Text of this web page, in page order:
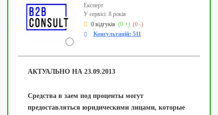
Експерт
У сервісі: 8 років
0 відгуків (0 +) (0 -)
Консультацій: 511
АКТУАЛЬНО НА 23.09.2013
Средства в заем под проценты могут
предоставляться юридическими лицами, которые